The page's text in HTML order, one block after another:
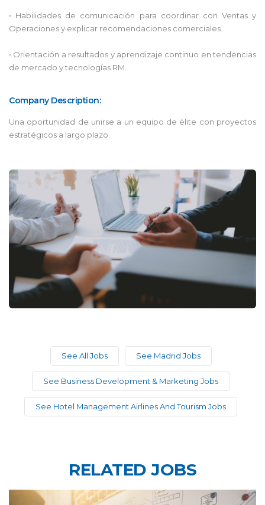
• Habilidades de comunicación para coordinar con Ventas y
Operaciones y explicar recomendaciones comerciales.
• Orientación a resultados y aprendizaje continuo en tendencias
de mercado y tecnologías RM.
Company Description:
Una oportunidad de unirse a un equipo de élite con proyectos
estratégicos a largo plazo.
See All Jobs See Madrid Jobs
See Business Development & Marketing Jobs
See Hotel Management Airlines And Tourism Jobs
RELATED JOBS